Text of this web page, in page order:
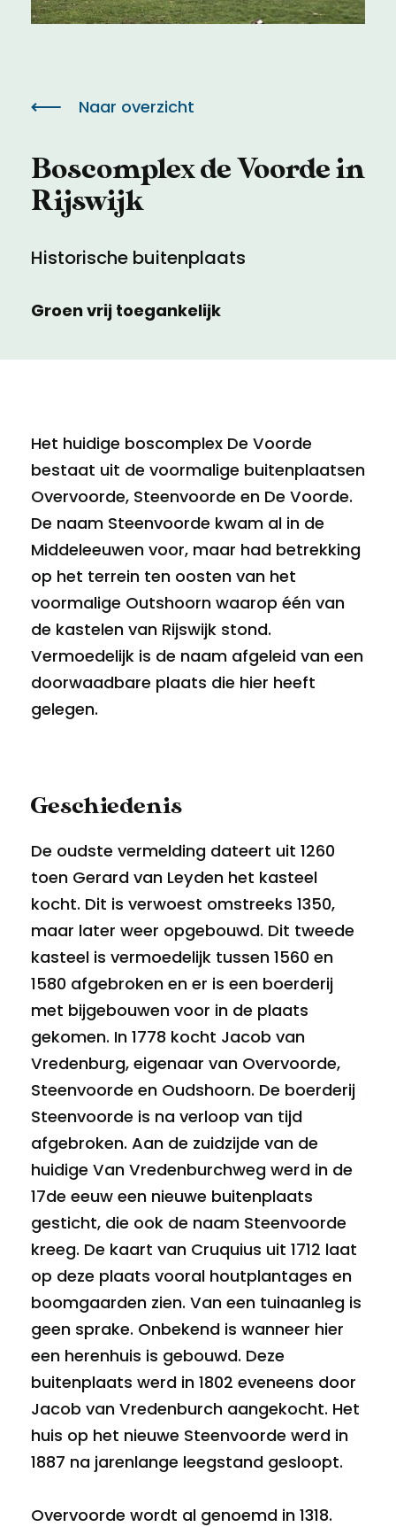
Boscomplex de Voorde in
Rijswijk
Historische buitenplaats
Groen vrij toegankelijk
Naar overzicht
Het huidige boscomplex De Voorde
bestaat uit de voormalige buitenplaatsen
Overvoorde, Steenvoorde en De Voorde.
De naam Steenvoorde kwam al in de
Middeleeuwen voor, maar had betrekking
op het terrein ten oosten van het
voormalige Outshoorn waarop één van
de kastelen van Rijswijk stond.
Vermoedelijk is de naam afgeleid van een
doorwaadbare plaats die hier heeft
gelegen.
Geschiedenis
De oudste vermelding dateert uit 1260
toen Gerard van Leyden het kasteel
kocht. Dit is verwoest omstreeks 1350,
maar later weer opgebouwd. Dit tweede
kasteel is vermoedelijk tussen 1560 en
1580 afgebroken en er is een boerderij
met bijgebouwen voor in de plaats
gekomen. In 1778 kocht Jacob van
Vredenburg, eigenaar van Overvoorde,
Steenvoorde en Oudshoorn. De boerderij
Steenvoorde is na verloop van tijd
afgebroken. Aan de zuidzijde van de
huidige Van Vredenburchweg werd in de
17de eeuw een nieuwe buitenplaats
gesticht, die ook de naam Steenvoorde
kreeg. De kaart van Cruquius uit 1712 laat
op deze plaats vooral houtplantages en
boomgaarden zien. Van een tuinaanleg is
geen sprake. Onbekend is wanneer hier
een herenhuis is gebouwd. Deze
buitenplaats werd in 1802 eveneens door
Jacob van Vredenburch aangekocht. Het
huis op het nieuwe Steenvoorde werd in
1887 na jarenlange leegstand gesloopt.
Overvoorde wordt al genoemd in 1318.